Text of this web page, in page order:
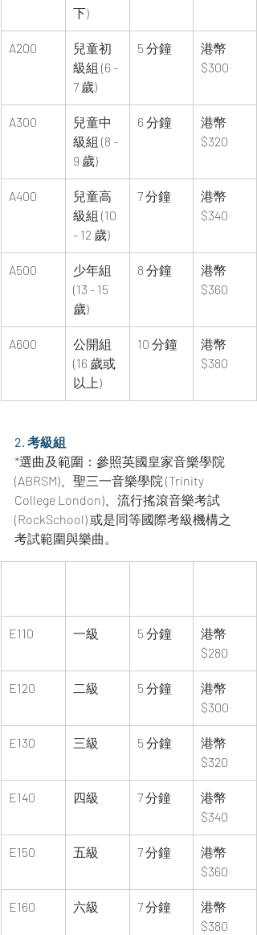
下)
A200
兒童初
級組 (6 -
7 歲)
5 分鐘
港幣
$300
A300
兒童中
級組 (8 -
9 歲)
6 分鐘
港幣
$320
A400
兒童高
級組 (10
- 12 歲)
7 分鐘
港幣
$340
A500
少年組
(13 - 15
歲)
8 分鐘
港幣
$360
A600
公開組
(16 歲或
以上)
10 分鐘
港幣
$380
2. 考級組
*選曲及範圍：參照英國皇家音樂學院
(ABRSM)、聖三一音樂學院 (Trinity
College London)、流行搖滾音樂考試
(RockSchool) 或是同等國際考級機構之
考試範圍與樂曲。
E110 一級 5 分鐘
港幣
$280
E120 二級 5 分鐘
港幣
$300
E130 三級 5 分鐘
港幣
$320
E140 四級 7 分鐘
港幣
$340
E150 五級 7 分鐘
港幣
$360
E160 六級 7 分鐘
港幣
$380